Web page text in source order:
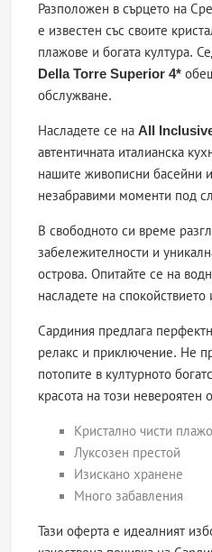
Разположен в сърцето на
е известен със своите
плажове и богата култура.
Della Torre Superior 4*
обслужване.
Насладете се наAll
автентичната италианска
нашите живописни басейни
незабравими моменти под
В свободното си време
забележителности и
острова. Опитайте се на
насладете на спокойствието
Сардиния предлага
релакс и приключение. Не
потопите в културното
красота на този невероятен
Кристално чисти
Луксозен престой
Изискано хранене
Много забавления
Тази оферта е идеалният